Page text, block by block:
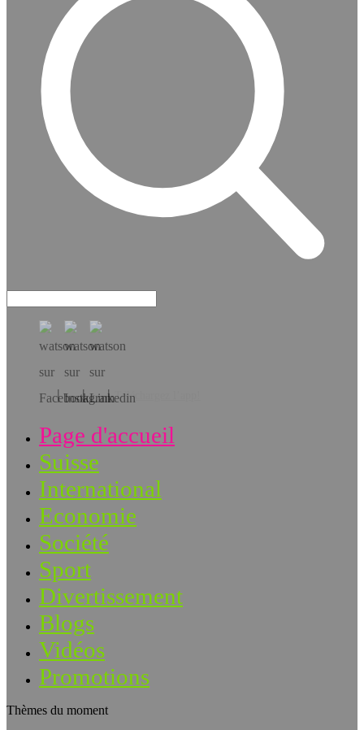
Téléchargez l’app!
Page d'accueil
Suisse
International
Economie
Société
Sport
Divertissement
Blogs
Vidéos
Promotions
Thèmes du moment